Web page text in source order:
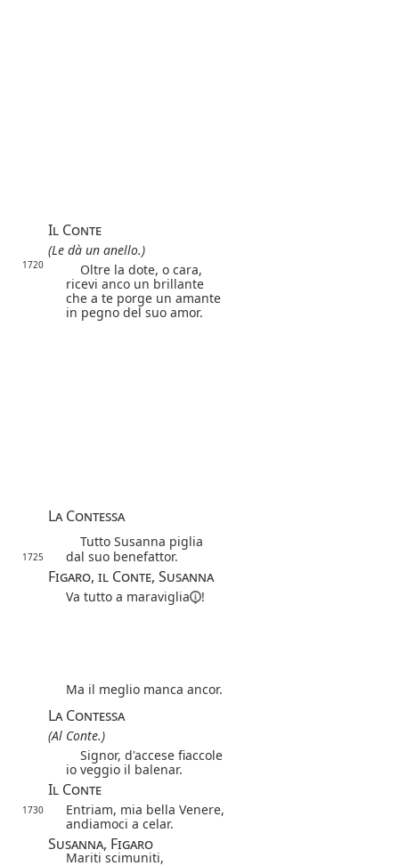
Il Conte
(Le dà un anello.)
1720
Oltre la dote, o cara,
ricevi anco un brillante
che a te porge un amante
in pegno del suo amor.
La Contessa
Tutto Susanna piglia
1725 dal suo benefattor.
Figaro, il Conte, Susanna
Va tutto a maraviglia !
Ma il meglio manca ancor.
La Contessa
(Al Conte.)
Signor, d'accese fiaccole
io veggio il balenar.
Il Conte
1730
Entriam, mia bella Venere,
andiamoci a celar.
Susanna, Figaro
Mariti scimuniti,